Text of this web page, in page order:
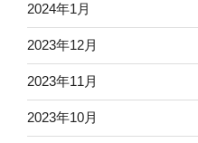
2024年1月
2023年12月
2023年11月
2023年10月